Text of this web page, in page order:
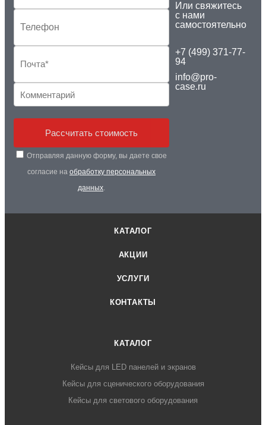
Рассчитать стоимость
Отправляя данную форму, вы даете свое
согласие на обработку персональных
данных.
Или свяжитесь
с нами
самостоятельно
+7 (499) 371-77-
94
info@pro-
case.ru
КАТАЛОГ
АКЦИИ
УСЛУГИ
КОНТАКТЫ
КАТАЛОГ
Кейсы для LED панелей и экранов
Кейсы для сценического оборудования
Кейсы для светового оборудования